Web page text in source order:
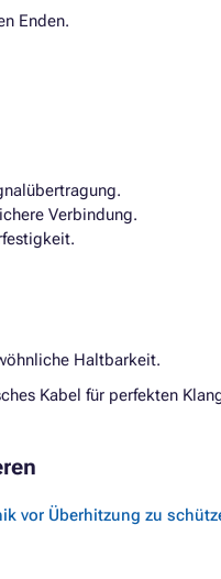
Enden.
Verbindung.
Haltbarkeit.
Kabel für perfekten
vor Überhitzung zu